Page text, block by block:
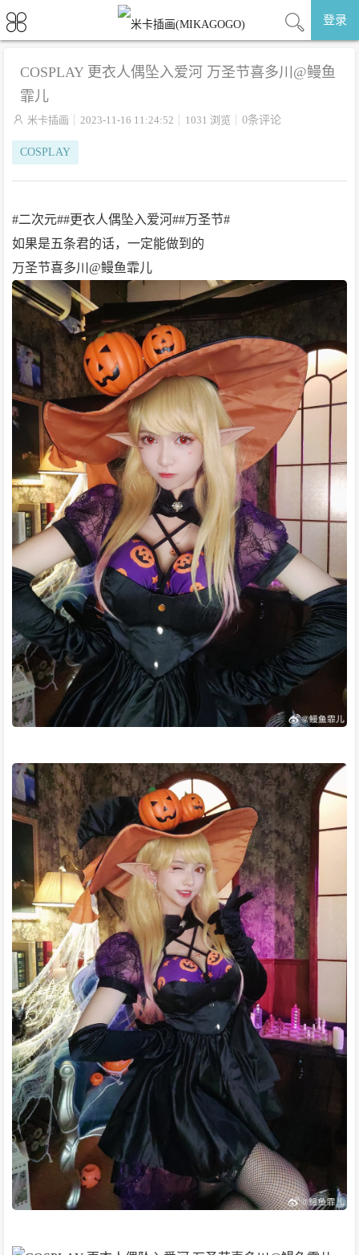
登录
COSPLAY 更衣人偶坠入爱河 万圣节喜多川@鳗鱼
霏儿
 米卡插画 2023-11-16 11:24:52 1031 浏览 0条评论
COSPLAY
#二次元##更衣人偶坠入爱河##万圣节#
如果是五条君的话，一定能做到的
万圣节喜多川@鳗鱼霏儿